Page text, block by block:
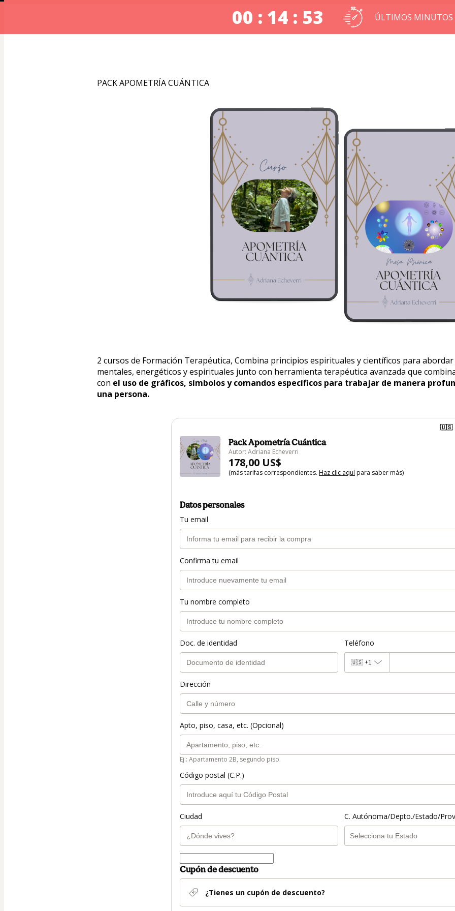
00 : 14 : 53 ÚLTIMOS MINUTOS
PACK APOMETRÍA CUÁNTICA
2 cursos de Formación Terapéutica, Combina principios espirituales y científicos para
mentales, energéticos y espirituales junto con herramienta terapéutica avanzada que
con el uso de gráficos, símbolos y comandos específicos para trabajar de manera
una persona.
🇺🇸
Pack Apometría Cuántica
Autor: Adriana Echeverri
178,00 US$
(más tarifas correspondientes. Haz clic aquí para saber más)
Datos personales
Tu email
Confirma tu email
Tu nombre completo
Doc. de identidad Teléfono
🇺🇸 +1
Dirección
Apto, piso, casa, etc. (Opcional)
Ej.: Apartamento 2B, segundo piso.
Código postal (C.P.)
Ciudad C. Autónoma/Depto./Estado/
Cupón de descuento
¿Tienes un cupón de descuento?